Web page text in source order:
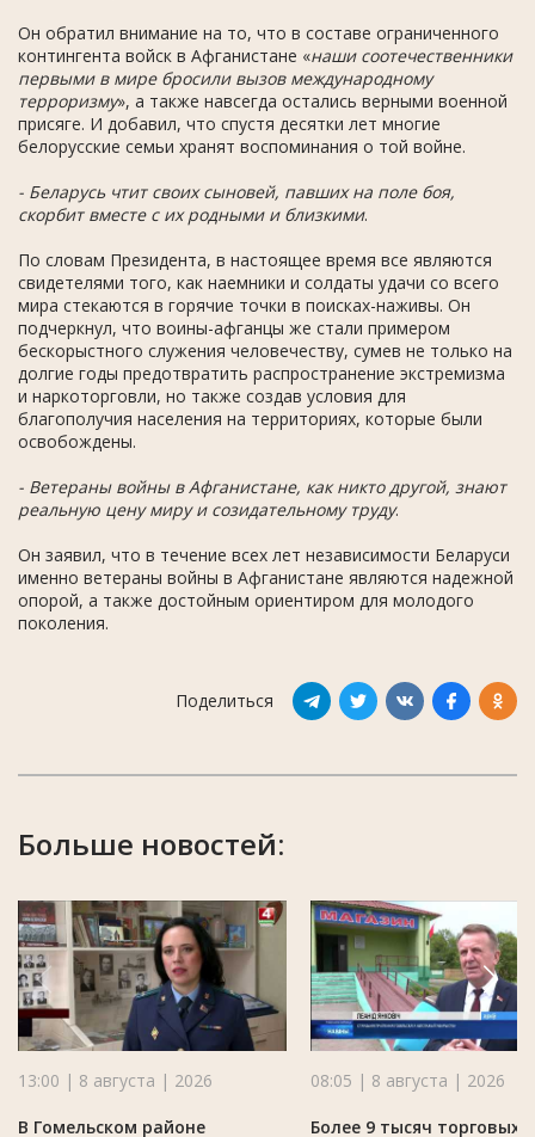
Он обратил внимание на то, что в составе ограниченного
контингента войск в Афганистане «наши соотечественники
первыми в мире бросили вызов международному
терроризму», а также навсегда остались верными военной
присяге. И добавил, что спустя десятки лет многие
белорусские семьи хранят воспоминания о той войне.
- Беларусь чтит своих сыновей, павших на поле боя,
скорбит вместе с их родными и близкими.
По словам Президента, в настоящее время все являются
свидетелями того, как наемники и солдаты удачи со всего
мира стекаются в горячие точки в поисках-наживы. Он
подчеркнул, что воины-афганцы же стали примером
бескорыстного служения человечеству, сумев не только на
долгие годы предотвратить распространение экстремизма
и наркоторговли, но также создав условия для
благополучия населения на территориях, которые были
освобождены.
- Ветераны войны в Афганистане, как никто другой, знают
реальную цену миру и созидательному труду.
Он заявил, что в течение всех лет независимости Беларуси
именно ветераны войны в Афганистане являются надежной
опорой, а также достойным ориентиром для молодого
поколения.
Поделиться
Больше новостей:
13:00 | 8 августа | 2026
В Гомельском районе
08:05 | 8 августа | 2026
Более 9 тысяч торговых